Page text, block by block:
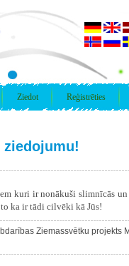
Ziedot Reģistrēties
ziedojumu!
kuri ir nonākuši slimnīcās
ka ir tādi cilvēki kā Jūs!
Ziemassvētku projekts